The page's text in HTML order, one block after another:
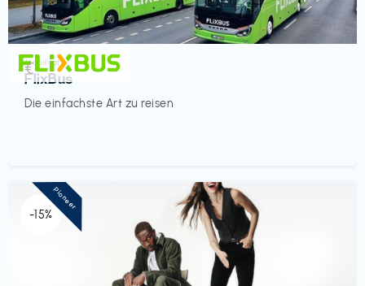
Mobilität
FlixBus
Die einfachste Art zu reisen
€‎
-15%
Pioneer